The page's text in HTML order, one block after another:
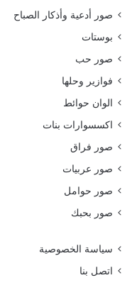
صور أدعية وأذكار الصباح
بوستات
صور حب
فوازير وحلها
الوان حوائط
اكسسوارات بنات
صور فراق
صور عربيات
صور حوامل
صور بحبك
سياسة الخصوصية
اتصل بنا